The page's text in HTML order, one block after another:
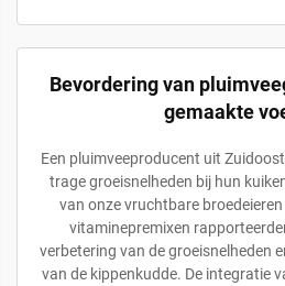
Bevordering van
gemaakte
Een pluimveeproducent uit
trage groeisnelheden bij hun
van onze vruchtbare
vitaminepremixen
verbetering van de groeisnelheden
van de kippenkudde. De integratie